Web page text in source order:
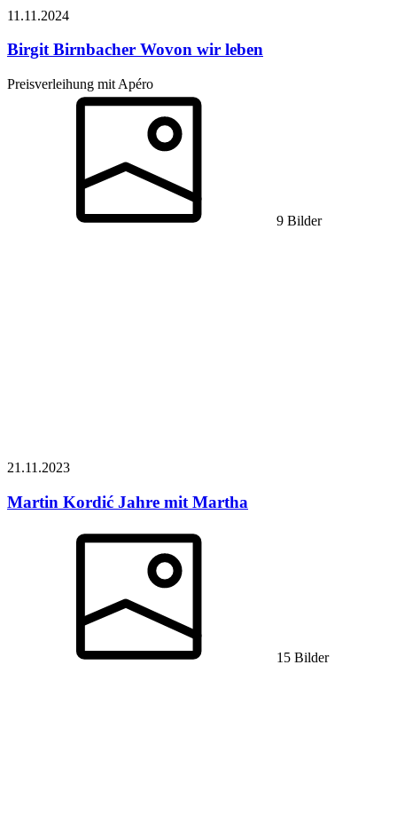
11.11.2024
Birgit Birnbacher Wovon wir leben
Preisverleihung mit Apéro
9 Bilder
21.11.2023
Martin Kordić Jahre mit Martha
15 Bilder